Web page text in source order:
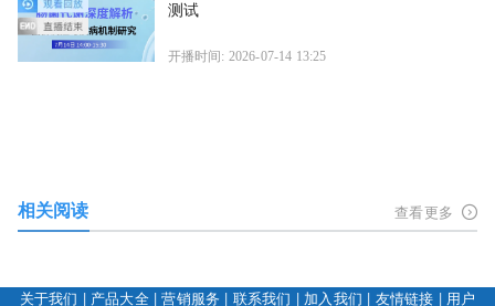
测试
开播时间: 2026-07-14 13:25
相关阅读 查看更多
关于我们 | 产品大全|营销服务 | 联系我们 | 加入我们 | 友情链接 | 用户